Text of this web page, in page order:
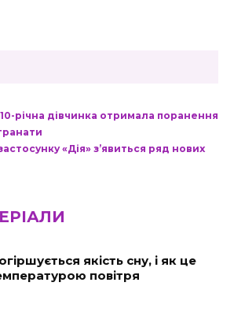
10-річна дівчинка отримала поранення
«Дія» з’явиться ряд нових
якість сну, і як це
повітря